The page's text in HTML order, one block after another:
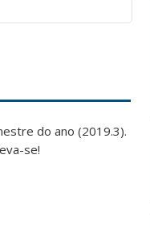
do ano (2019.3).
se!